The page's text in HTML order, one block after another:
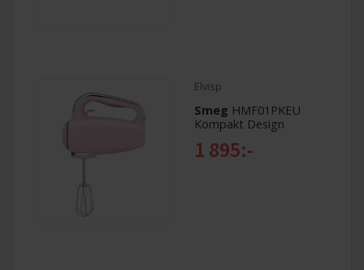
Elvisp
Smeg HMF01PKEU
Kompakt Design
1 895:-